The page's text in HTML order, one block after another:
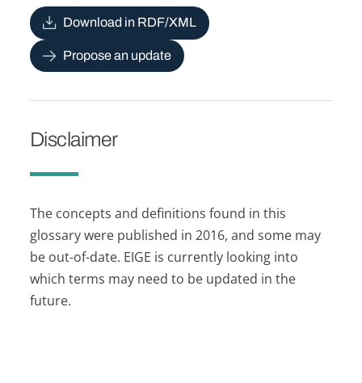
Download in RDF/XML
Propose an update
Disclaimer
The concepts and definitions found in this
glossary were published in 2016, and some may
be out-of-date. EIGE is currently looking into
which terms may need to be updated in the
future.